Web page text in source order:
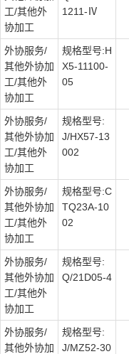
工/其他外
协加工
1211-Ⅳ
外协服务/
其他外协加
工/其他外
协加工
规格型号:H
X5-11100-
05
外协服务/
其他外协加
工/其他外
协加工
规格型号:
J/HX57-13
002
外协服务/
其他外协加
工/其他外
协加工
规格型号:C
TQ23A-10
02
外协服务/
其他外协加
工/其他外
协加工
规格型号:
Q/21D05-4
外协服务/
其他外协加
规格型号:
J/MZ52-30